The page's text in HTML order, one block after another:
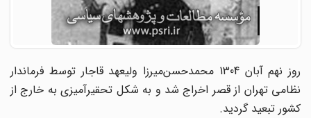
روز نهم آبان 1304 محمدحسنمیرزا ولیعهد قاجار توسط فرماندار
نظامی تهران از قصر اخراج شد و به شکل تحقیرآمیزی به خارج از
کشور تبعید گردید.